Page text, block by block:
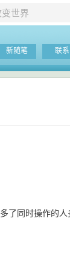
当前
新随笔 联系
了同时操作的